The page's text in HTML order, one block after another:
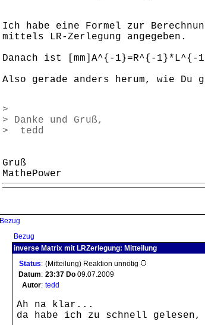
Ich habe eine Formel zur
mittels LR-Zerlegung angegeben.
Danach ist [mm]A^{-1}=R^{-1}*L^{-
Also gerade anders herum, wie Du
>
> Danke und Gruß,
> tedd
Gruß
MathePower
Bezug
Bezug
inverse Matrix mit LRZerlegung: Mitteilung
Status: (Mitteilung) Reaktion unnötig
Datum: 23:37 Do 09.07.2009
Autor: tedd
Ah na klar...
da habe ich zu schnell gelesen,